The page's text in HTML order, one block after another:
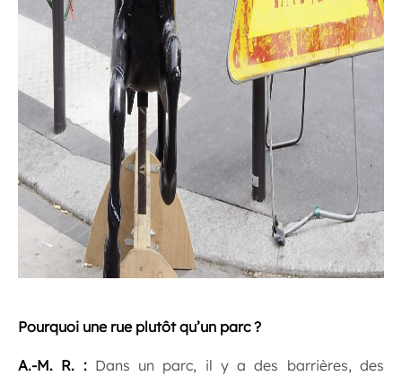
Pourquoi une rue plutôt qu’un parc ?
A.-M. R. :Dans un parc, il y a des barrières, des